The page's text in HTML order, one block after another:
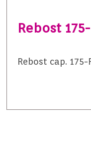
Rebost
Rebost cap.